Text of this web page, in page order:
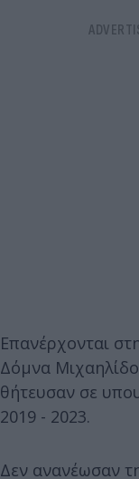
Επανέρχονται
Δόμνα
θήτευσαν σε
2019 - 2023.
Δεν ανανέωσαν